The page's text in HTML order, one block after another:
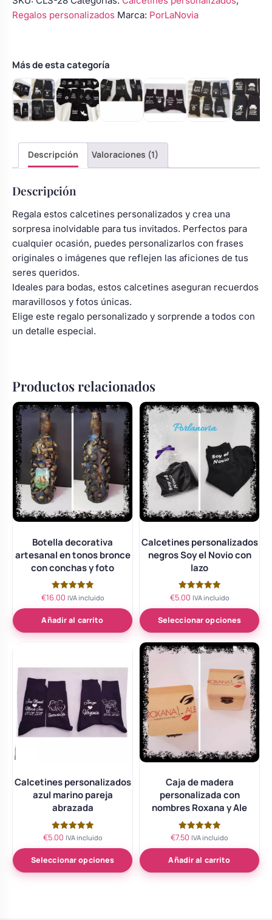
Soy
el
cantidad
Regalos personalizados Marca: PorLaNovia
Más de esta categoría
Descripción Valoraciones (1)
Descripción
Regala estos calcetines personalizados y crea una
sorpresa inolvidable para tus invitados. Perfectos para
cualquier ocasión, puedes personalizarlos con frases
originales o imágenes que reflejen las aficiones de tus
seres queridos.
Ideales para bodas, estos calcetines aseguran recuerdos
maravillosos y fotos únicas.
Elige este regalo personalizado y sorprende a todos con
un detalle especial.
Productos relacionados
Botella decorativa
artesanal en tonos bronce
con conchas y foto
Valorado
5.00
de 5
€16.00 IVA incluido
Añadir al carrito
Calcetines personalizados
negros Soy el Novio con
lazo
Valorado
5.00
de 5
€5.00 IVA incluido
Seleccionar opciones
Calcetines personalizados
azul marino pareja
abrazada
Valorado
5.00
de 5
€5.00 IVA incluido
Seleccionar opciones
Caja de madera
personalizada con
nombres Roxana y Ale
Valorado
5.00
de 5
€7.50 IVA incluido
Añadir al carrito